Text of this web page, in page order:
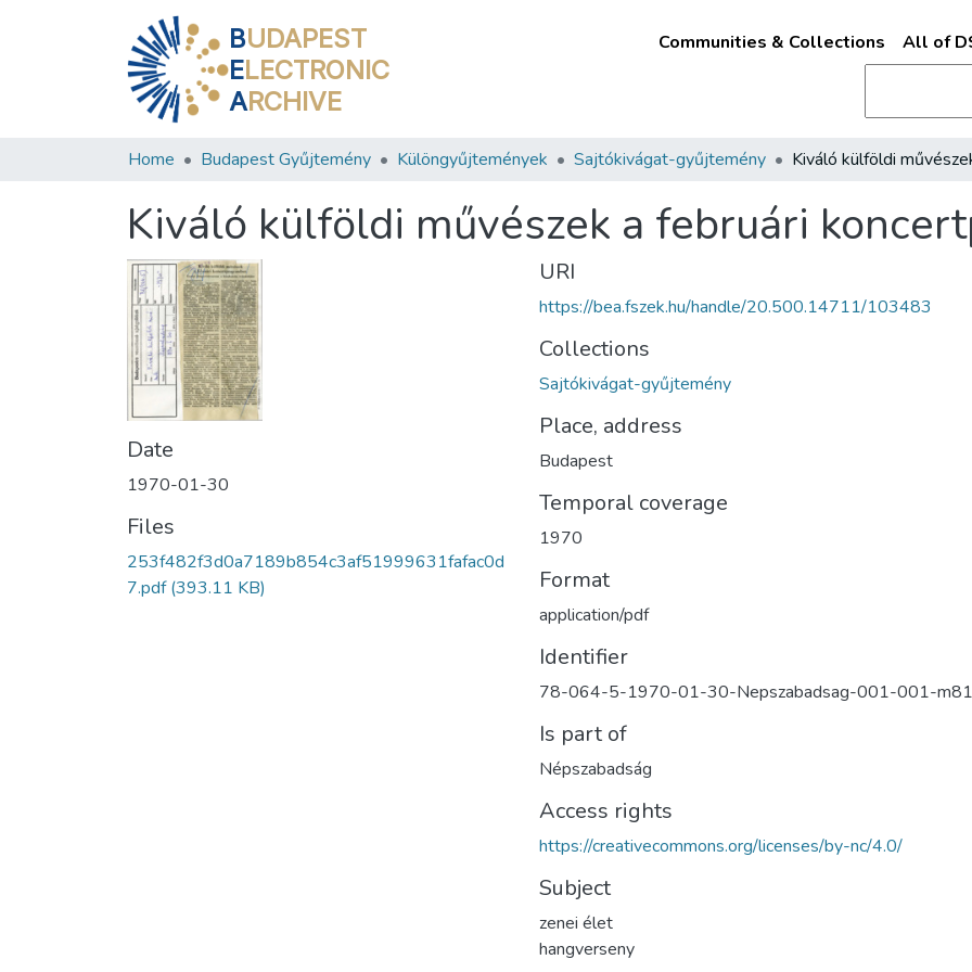
BUDAPEST
ELECTRONIC
ARCHIVE
Communities & Collections All of
Home Budapest Gyűjtemény Különgyűjtemények Sajtókivágat-gyűjtemény
Kiváló külföldi művészek a februári
Date
1970-01-30
Files
253f482f3d0a7189b854c3af51999631fafac0d
7.pdf(393.11 KB)
URI
https://bea.fszek.hu/handle/20.500.14711/103483
Collections
Sajtókivágat-gyűjtemény
Place, address
Budapest
Temporal coverage
1970
Format
application/pdf
Identifier
78-064-5-1970-01-30-Nepszabadsag-001-001-
Is part of
Népszabadság
Access rights
https://creativecommons.org/licenses/by-nc/4.0/
Subject
zenei élet
hangverseny